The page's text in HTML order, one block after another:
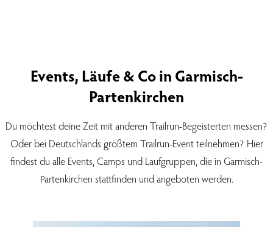
Events, Läufe & Co in Garmisch-
Partenkirchen
Du möchtest deine Zeit mit anderen Trailrun-Begeisterten messen?
Oder bei Deutschlands größtem Trailrun-Event teilnehmen? Hier
findest du alle Events, Camps und Laufgruppen, die in Garmisch-
Partenkirchen stattfinden und angeboten werden.